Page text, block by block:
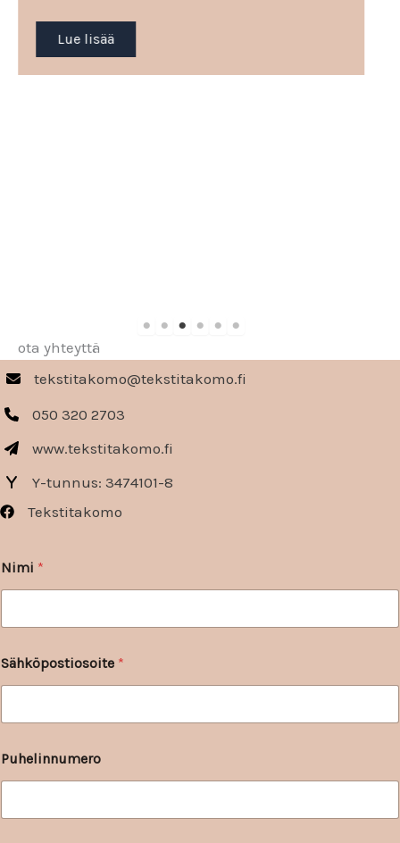
Lue lisää
ota yhteyttä
tekstitakomo@tekstitakomo.fi
050 320 2703
www.tekstitakomo.fi
Y-tunnus: 3474101-8
Tekstitakomo
Nimi *
i
m
h
l
u
a
k
Sähköpostiosoite *
Puhelinnumero